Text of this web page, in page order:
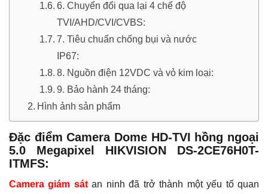
6. Chuyển đổi qua lại 4 chế độ
TVI/AHD/CVI/CVBS:
7. Tiêu chuẩn chống bụi và nước
IP67:
8. Nguồn điện 12VDC và vỏ kim loại:
9. Bảo hành 24 tháng:
Hình ảnh sản phẩm
Đặc điểm Camera Dome HD-TVI hồng ngoại
5.0 Megapixel HIKVISION DS-2CE76H0T-
ITMFS:
Camera giám sátan ninh đã trở thành một yếu tố quan